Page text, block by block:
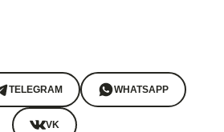
TELEGRAM WHATSAPP
VK